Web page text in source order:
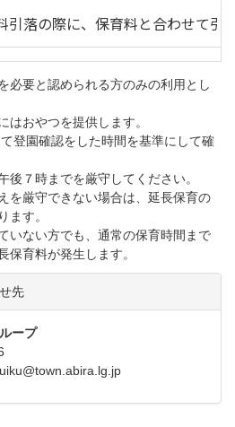
引落の際に、保育料と合わせて引
必要と認められる方のみの利用とし
はおやつを提供します。
登園確認をした時間を基準にして確
後７時までを厳守してください。
を厳守できない場合は、延長保育の
ます。
いない方でも、通常の保育時間まで
保育料が発生します。
先
ープ